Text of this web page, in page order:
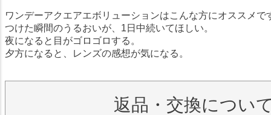
ワンデーアクエアエボリューションはこんな方にオススメで
つけた瞬間のうるおいが、1日中続いてほしい。
夜になると目がゴロゴロする。
夕方になると、レンズの感想が気になる。
返品・交換につい